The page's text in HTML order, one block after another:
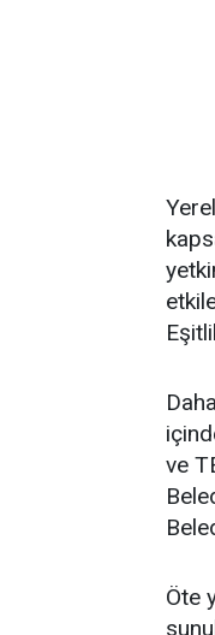
ve
Öte